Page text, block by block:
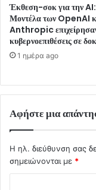
Έκθεση-σοκ για την AI:
Μοντέλα των OpenAI
Anthropic
κυβερνοεπιθέσεις σε
1 ημέρα ago
Αφήστε μια
Η ηλ. διεύθυνση σας
σημειώνονται με *